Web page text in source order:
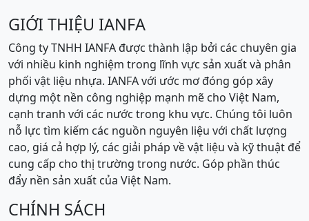
GIỚI THIỆU IANFA
Công ty TNHH IANFA được thành lập bởi các chuyên gia
với nhiều kinh nghiệm trong lĩnh vực sản xuất và phân
phối vật liệu nhựa. IANFA với ước mơ đóng góp xây
dựng một nền công nghiệp mạnh mẽ cho Việt Nam,
cạnh tranh với các nước trong khu vực. Chúng tôi luôn
nỗ lực tìm kiếm các nguồn nguyên liệu với chất lượng
cao, giá cả hợp lý, các giải pháp về vật liệu và kỹ thuật để
cung cấp cho thị trường trong nước. Góp phần thúc
đẩy nền sản xuất của Việt Nam.
CHÍNH SÁCH